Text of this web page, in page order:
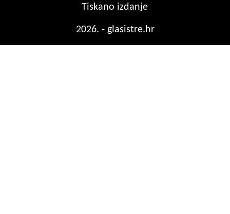
Tiskano izdanje
2026. - glasistre.hr